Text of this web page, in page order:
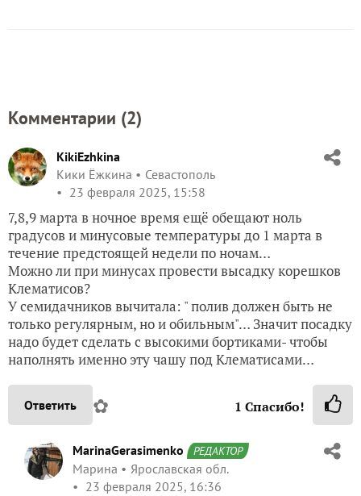
Комментарии (2)
KikiEzhkina
Кики Ёжкина
Севастополь
23 февраля 2025, 15:58
7,8,9 марта в ночное время ещё обещают ноль
градусов и минусовые температуры до 1 марта в
течение предстоящей недели по ночам…
Можно ли при минусах провести высадку корешков
Клематисов?
У семидачников вычитала: " полив должен быть не
только регулярным, но и обильным"… Значит посадку
надо будет сделать с высокими бортиками- чтобы
наполнять именно эту чашу под Клематисами…
Ответить ✿ 1 Спасибо!
MarinaGerasimenko РЕДАКТОР
Марина
Ярославская обл.
23 февраля 2025, 16:36